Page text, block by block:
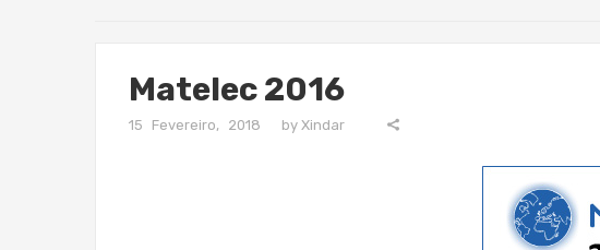
Matelec 2016
15 Fevereiro, 2018 by Xindar